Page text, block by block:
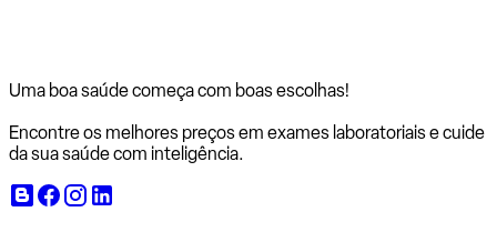
Uma boa saúde começa com boas escolhas!
Encontre os melhores preços em exames laboratoriais e cuide
da sua saúde com inteligência.